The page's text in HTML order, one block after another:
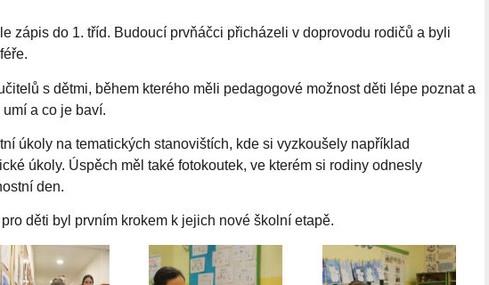
zápis do 1. tříd. Budoucí prvňáčci přicházeli v doprovodu rodičů a byli
s dětmi, během kterého měli pedagogové možnost děti lépe poznat a
a co je baví.
úkoly na tematických stanovištích, kde si vyzkoušely například
úkoly. Úspěch měl také fotokoutek, ve kterém si rodiny odnesly
den.
děti byl prvním krokem k jejich nové školní etapě.